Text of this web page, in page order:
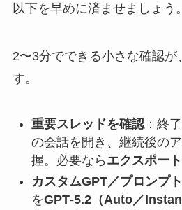
以下を早めに済ませましょう。
2〜3分でできる小さな確認が
す。
重要スレッドを確認：終
の会話を開き、継続後の
握。必要なら エクスポート
カスタムGPT／プロンプ
をGPT‑5.2（Auto／